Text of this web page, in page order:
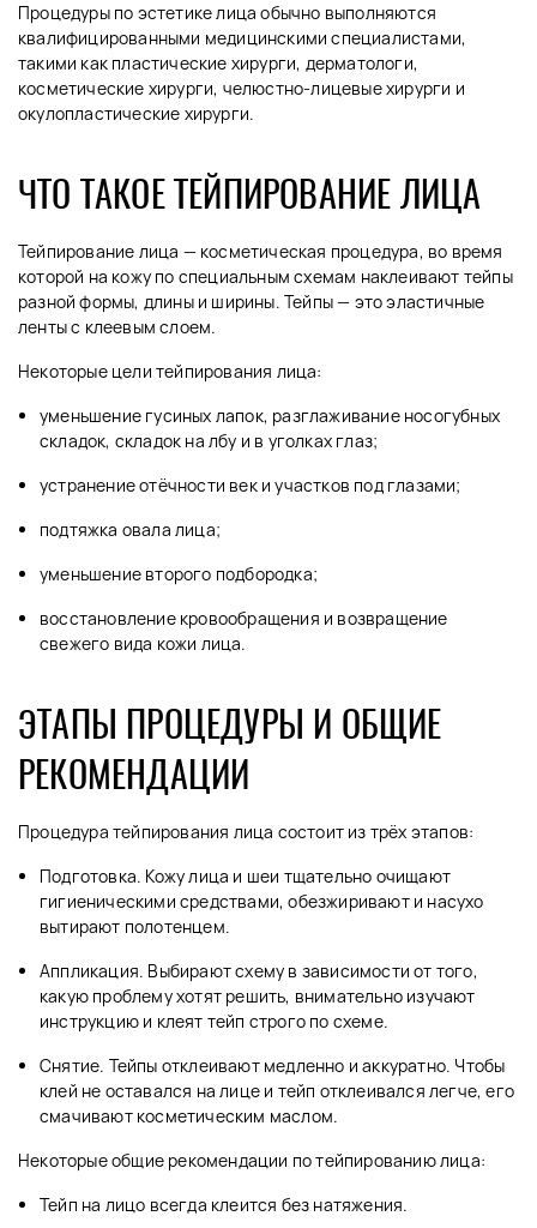
Процедуры по эстетике лица обычно выполняются
квалифицированными медицинскими специалистами,
такими как пластические хирурги, дерматологи,
косметические хирурги, челюстно-лицевые хирурги и
окулопластические хирурги.
ЧТО ТАКОЕ ТЕЙПИРОВАНИЕ ЛИЦА
Тейпирование лица — косметическая процедура, во время
которой на кожу по специальным схемам наклеивают тейпы
разной формы, длины и ширины. Тейпы — это эластичные
ленты с клеевым слоем.
Некоторые цели тейпирования лица:
уменьшение гусиных лапок, разглаживание носогубных
складок, складок на лбу и в уголках глаз;
устранение отёчности век и участков под глазами;
подтяжка овала лица;
уменьшение второго подбородка;
восстановление кровообращения и возвращение
свежего вида кожи лица.
ЭТАПЫ ПРОЦЕДУРЫ И ОБЩИЕ
РЕКОМЕНДАЦИИ
Процедура тейпирования лица состоит из трёх этапов:
Подготовка. Кожу лица и шеи тщательно очищают
гигиеническими средствами, обезжиривают и насухо
вытирают полотенцем.
Аппликация. Выбирают схему в зависимости от того,
какую проблему хотят решить, внимательно изучают
инструкцию и клеят тейп строго по схеме.
Снятие. Тейпы отклеивают медленно и аккуратно. Чтобы
клей не оставался на лице и тейп отклеивался легче, его
смачивают косметическим маслом.
Некоторые общие рекомендации по тейпированию лица:
Тейп на лицо всегда клеится без натяжения.